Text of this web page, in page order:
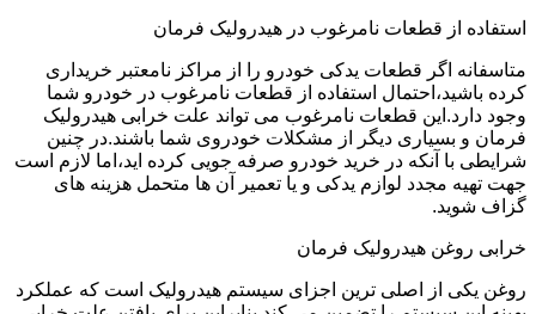
استفاده از قطعات نامرغوب در هیدرولیک فرمان
متاسفانه اگر قطعات یدکی خودرو را از مراکز نامعتبر خریداری
کرده باشید،احتمال استفاده از قطعات نامرغوب در خودرو شما
وجود دارد.این قطعات نامرغوب می تواند علت خرابی هیدرولیک
فرمان و بسیاری دیگر از مشکلات خودروی شما باشند.در چنین
شرایطی با آنکه در خرید خودرو صرفه جویی کرده اید،اما لازم است
جهت تهیه مجدد لوازم یدکی و یا تعمیر آن ها متحمل هزینه های
گزاف شوید.
خرابی روغن هیدرولیک فرمان
روغن یکی از اصلی ترین اجزای سیستم هیدرولیک است که عملکرد